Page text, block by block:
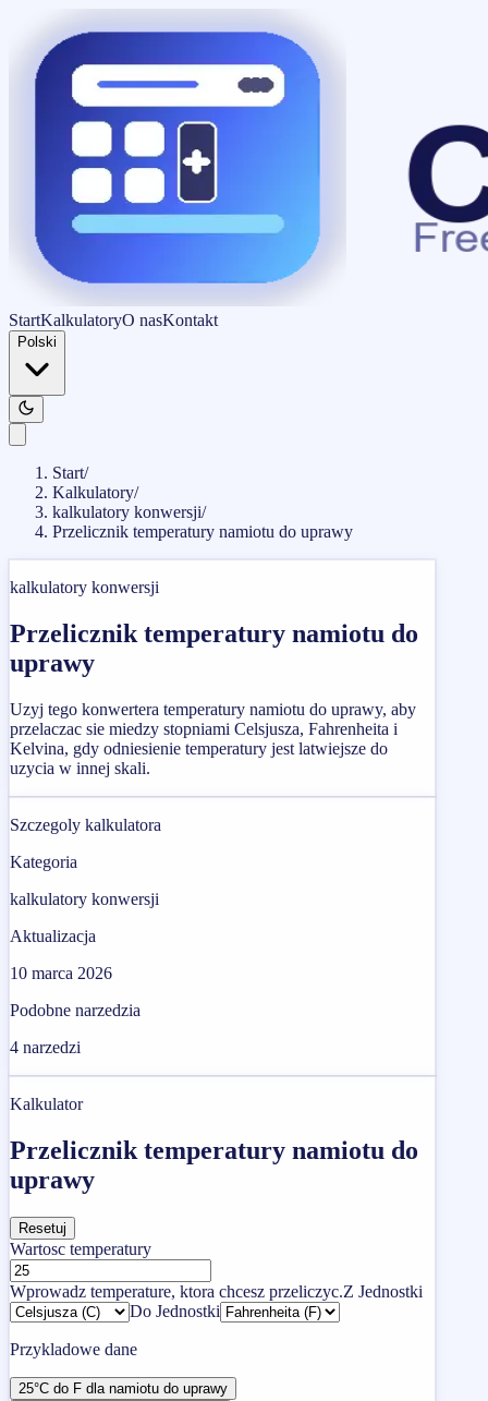
StartKalkulatoryO nasKontakt
Polski
Start/
Kalkulatory/
kalkulatory konwersji/
Przelicznik temperatury namiotu do uprawy
kalkulatory konwersji
Przelicznik temperatury namiotu do
uprawy
Uzyj tego konwertera temperatury namiotu do uprawy, aby
przelaczac sie miedzy stopniami Celsjusza, Fahrenheita i
Kelvina, gdy odniesienie temperatury jest latwiejsze do
uzycia w innej skali.
Szczegoly kalkulatora
Kategoria
kalkulatory konwersji
Aktualizacja
10 marca 2026
Podobne narzedzia
4 narzedzi
Kalkulator
Przelicznik temperatury namiotu do
uprawy
Resetuj
Wartosc temperatury
Wprowadz temperature, ktora chcesz przeliczyc.Z Jednostki
Do Jednostki
Przykladowe dane
25°C do F dla namiotu do uprawy